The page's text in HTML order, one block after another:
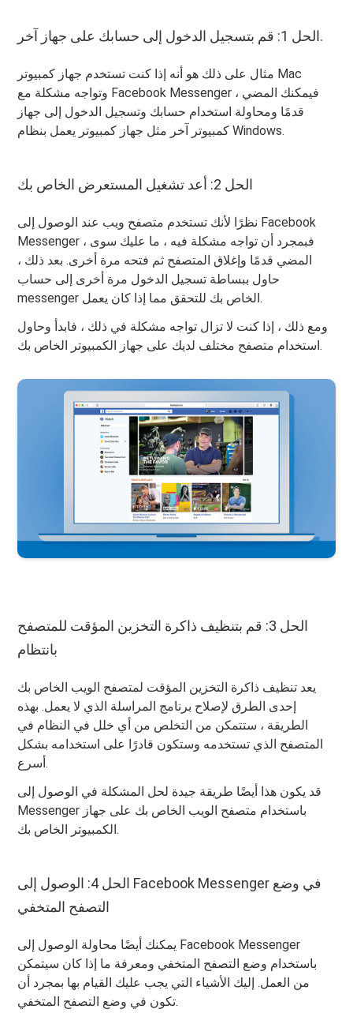
الحل 1: قم بتسجيل الدخول إلى حسابك على جهاز آخر.
مثال على ذلك هو أنه إذا كنت تستخدم جهاز كمبيوتر Mac
وتواجه مشكلة مع Facebook Messenger ، فيمكنك المضي
قدمًا ومحاولة استخدام حسابك وتسجيل الدخول إلى جهاز
كمبيوتر آخر مثل جهاز كمبيوتر يعمل بنظام Windows.
الحل 2: أعد تشغيل المستعرض الخاص بك
نظرًا لأنك تستخدم متصفح ويب عند الوصول إلى Facebook
Messenger ، فبمجرد أن تواجه مشكلة فيه ، ما عليك سوى
المضي قدمًا وإغلاق المتصفح ثم فتحه مرة أخرى. بعد ذلك ،
حاول ببساطة تسجيل الدخول مرة أخرى إلى حساب
messenger الخاص بك للتحقق مما إذا كان يعمل.
ومع ذلك ، إذا كنت لا تزال تواجه مشكلة في ذلك ، فابدأ وحاول
استخدام متصفح مختلف لديك على جهاز الكمبيوتر الخاص بك.
الحل 3: قم بتنظيف ذاكرة التخزين المؤقت للمتصفح
بانتظام
يعد تنظيف ذاكرة التخزين المؤقت لمتصفح الويب الخاص بك
إحدى الطرق لإصلاح برنامج المراسلة الذي لا يعمل. بهذه
الطريقة ، ستتمكن من التخلص من أي خلل في النظام في
المتصفح الذي تستخدمه وستكون قادرًا على استخدامه بشكل
أسرع.
قد يكون هذا أيضًا طريقة جيدة لحل المشكلة في الوصول إلى
Messenger باستخدام متصفح الويب الخاص بك على جهاز
الكمبيوتر الخاص بك.
الحل 4: الوصول إلى Facebook Messenger في وضع
التصفح المتخفي
يمكنك أيضًا محاولة الوصول إلى Facebook Messenger
باستخدام وضع التصفح المتخفي ومعرفة ما إذا كان سيتمكن
من العمل. إليك الأشياء التي يجب عليك القيام بها بمجرد أن
تكون في وضع التصفح المتخفي.